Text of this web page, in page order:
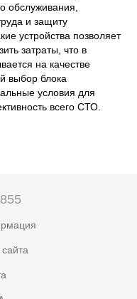
обслуживания,
и защиту
устройства позволяет
затраты, что в
на качестве
выбор блока
условия для
всего СТО.